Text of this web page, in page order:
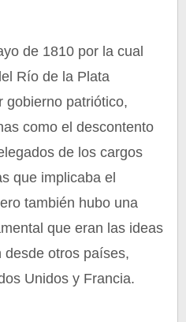
de 1810 por la cual
Río de la Plata
gobierno patriótico,
como el descontento
de los cargos
que implicaba el
también hubo una
que eran las ideas
desde otros países,
Unidos y Francia.